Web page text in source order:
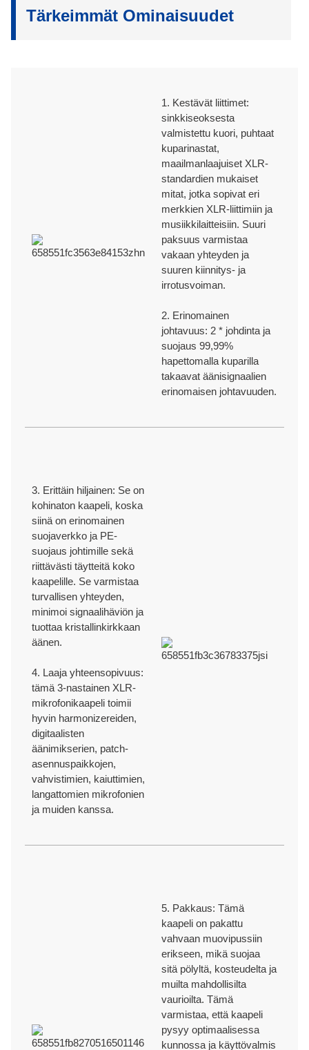
Tärkeimmät Ominaisuudet
1. Kestävät liittimet:
sinkkiseoksesta
valmistettu kuori, puhtaat
kuparinastat,
maailmanlaajuiset XLR-
standardien mukaiset
mitat, jotka sopivat eri
merkkien XLR-liittimiin ja
musiikkilaitteisiin. Suuri
paksuus varmistaa
vakaan yhteyden ja
suuren kiinnitys- ja
irrotusvoiman.
2. Erinomainen
johtavuus: 2 * johdinta ja
suojaus 99,99%
hapettomalla kuparilla
takaavat äänisignaalien
erinomaisen johtavuuden.
3. Erittäin hiljainen: Se on
kohinaton kaapeli, koska
siinä on erinomainen
suojaverkko ja PE-
suojaus johtimille sekä
riittävästi täytteitä koko
kaapelille. Se varmistaa
turvallisen yhteyden,
minimoi signaalihäviön ja
tuottaa kristallinkirkkaan
äänen.
4. Laaja yhteensopivuus:
tämä 3-nastainen XLR-
mikrofonikaapeli toimii
hyvin harmonizereiden,
digitaalisten
äänimikserien, patch-
asennuspaikkojen,
vahvistimien, kaiuttimien,
langattomien mikrofonien
ja muiden kanssa.
5. Pakkaus: Tämä
kaapeli on pakattu
vahvaan muovipussiin
erikseen, mikä suojaa
sitä pölyltä, kosteudelta ja
muilta mahdollisilta
vaurioilta. Tämä
varmistaa, että kaapeli
pysyy optimaalisessa
kunnossa ja käyttövalmis
100 % testaus jokaiselle tuotteelle ennen pakkaamista.
MYYNNIN JÄLKEISET PALVELUT
tuotteen mahdollisten ongelmien tai huolenaiheiden ratkaisemisessa
varmistaaksemme nopean ja tehokkaan reagoinnin.
oikea-aikaisen toimituksen ja määräaikojen noudattamisen jokaiselle
TEKNINEN TUKI
Tarjoamme ammattitaitoista teknistä tukea yli 30 vuoden OEM/ODM-
tuotannon ja innovaatiokokemuksella.
TODISTUSTEN
ISO9001/ ISO9002/RoHS/CE/REACH/Kalifornian ehdotus 65.
noudattamaan määräaikoja.
• Sopimukset laajan logistiikkakumppaneiden kanssa
lento- ja merikuljetusyrityksistä huolitsijoihin.
kokemus OEM/ODM-tuotannosta.
• Sisäinen muottinhallinta varmistaa uusien tuotteiden
kehitystyön tehokkuuden ja vaikuttavuuden.
• Tarjoamme myös markkinointimateriaaleja, kuten
asennusoppaita, ohjeita, pakkaussuunnittelua jne.
Ningbo Jingyi
2.2 Takuuvaatimuksiin on liitettävä todisteet virheistä, kuten kuvat tai
Vastuumme tämän takuun nojalla rajoittuu viallisen tuotteen
korjaamiseen, vaihtamiseen tai ostohinnan hyvittämiseen harkintamme
mukaan. Emme missään tapauksessa ole vastuussa mistään
epäsuorista, satunnaisista, seuraamuksellisista tai rankaisevista
vahingoista, jotka johtuvat tuotteidemme käytöstä.